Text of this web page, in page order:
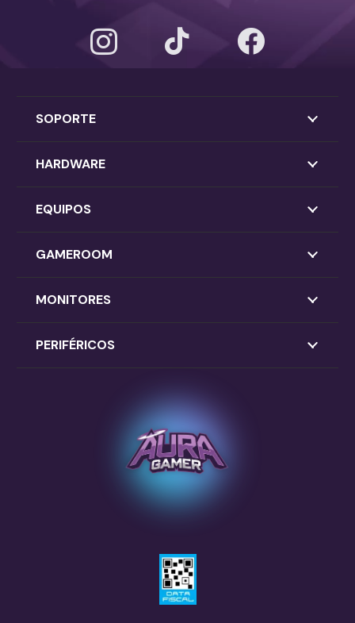
SOPORTE
HARDWARE
EQUIPOS
GAMEROOM
MONITORES
PERIFÉRICOS